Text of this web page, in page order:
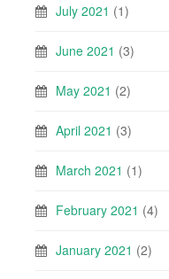
July 2021 (1)
June 2021 (3)
May 2021 (2)
April 2021 (3)
March 2021 (1)
February 2021 (4)
January 2021 (2)